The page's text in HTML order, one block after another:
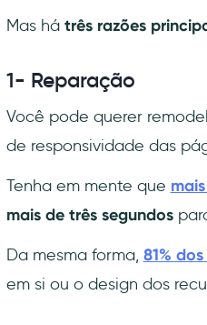
Mas há três razões
1- Reparação
Você pode querer
de responsividade das
Tenha em mente que
mais de três segundos
Da mesma forma, 81%
em si ou o design dos